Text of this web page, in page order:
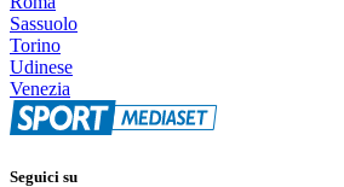
Sassuolo
Torino
Udinese
Venezia
Seguici su